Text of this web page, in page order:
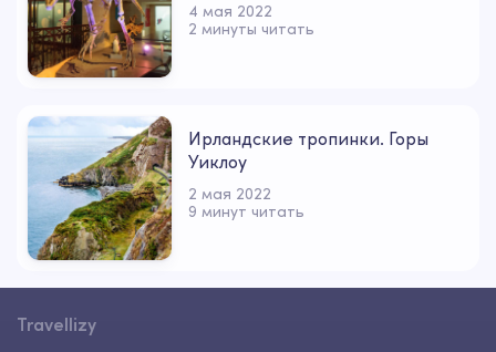
4 мая 2022
2 минуты читать
Ирландские тропинки. Горы
Уиклоу
2 мая 2022
9 минут читать
Travellizy